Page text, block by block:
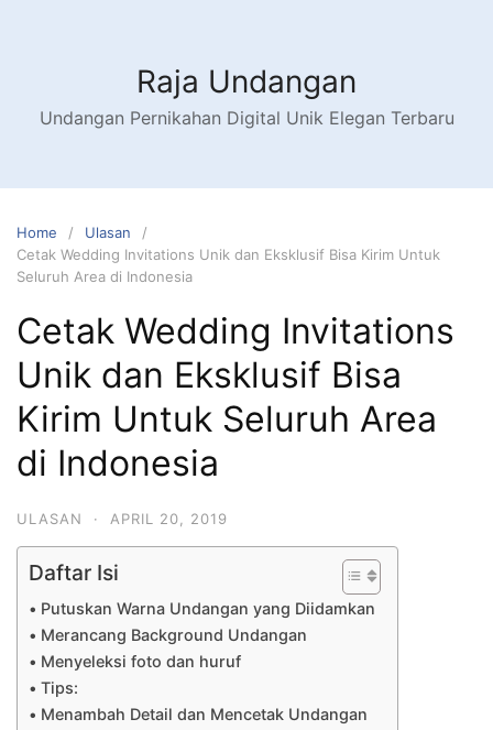
Raja Undangan
Undangan Pernikahan Digital Unik Elegan Terbaru
Home
Ulasan
Cetak Wedding Invitations Unik dan Eksklusif Bisa Kirim Untuk
Seluruh Area di Indonesia
Cetak Wedding Invitations
Unik dan Eksklusif Bisa
Kirim Untuk Seluruh Area
di Indonesia
ULASAN · APRIL 20, 2019
Daftar Isi
Putuskan Warna Undangan yang Diidamkan
Merancang Background Undangan
Menyeleksi foto dan huruf
Tips:
Menambah Detail dan Mencetak Undangan